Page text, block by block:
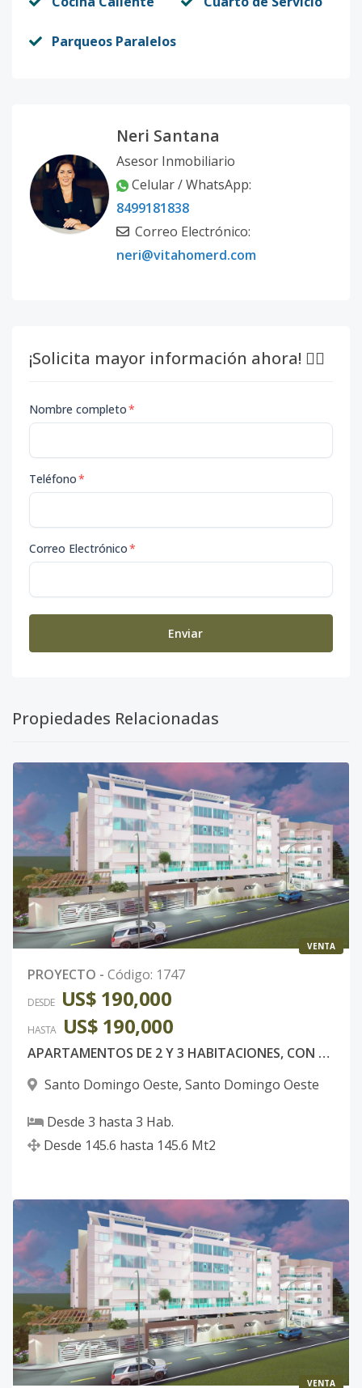
Parqueos Paralelos
Neri Santana
Asesor Inmobiliario
Celular / WhatsApp:
8499181838
Correo Electrónico:
neri@vitahomerd.com
¡Solicita mayor información ahora! 👇🏽
Nombre completo*
Teléfono*
Correo Electrónico*
Enviar
Propiedades Relacionadas
VENTA
PROYECTO - Código: 1747
DESDE US$ 190,000
HASTA US$ 190,000
APARTAMENTOS DE 2 Y 3 HABITACIONES, CON ASCENSOR, SANTO DOMINGO OESTE.
Santo Domingo Oeste, Santo Domingo Oeste
Desde 3 hasta 3 Hab.
Desde 145.6 hasta 145.6 Mt2
VENTA